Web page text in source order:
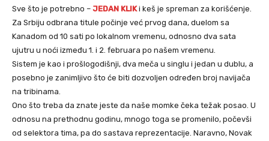
Sve što je potrebno – JEDAN KLIK i keš je spreman za korišćenje.
Za Srbiju odbrana titule počinje već prvog dana, duelom sa
Kanadom od 10 sati po lokalnom vremenu, odnosno dva sata
ujutru u noći između 1. i 2. februara po našem vremenu.
Sistem je kao i prošlogodišnji, dva meča u singlu i jedan u dublu, a
posebno je zanimljivo što će biti dozvoljen određen broj navijača
na tribinama.
Ono što treba da znate jeste da naše momke čeka težak posao. U
odnosu na prethodnu godinu, mnogo toga se promenilo, počevši
od selektora tima, pa do sastava reprezentacije. Naravno, Novak